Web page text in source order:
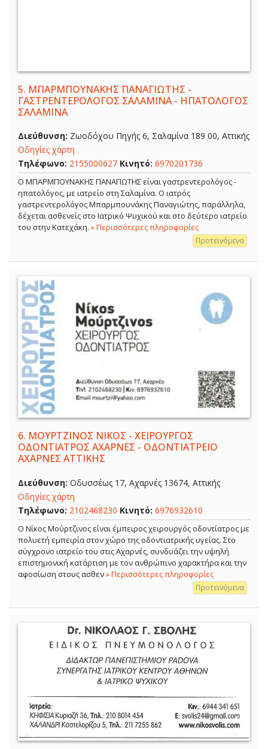
5. ΜΠΑΡΜΠΟΥΝΑΚΗΣ ΠΑΝΑΓΙΩΤΗΣ -
ΓΑΣΤΡΕΝΤΕΡΟΛΟΓΟΣ ΣΑΛΑΜΙΝΑ - ΗΠΑΤΟΛΟΓΟΣ
ΣΑΛΑΜΙΝΑ
Διεύθυνση: Ζωοδόχου Πηγής 6, Σαλαμίνα 189 00, Αττικής
Οδηγίες χάρτη
Τηλέφωνο: 2155000627 Κινητό: 6970201736
Ο ΜΠΑΡΜΠΟΥΝΑΚΗΣ ΠΑΝΑΓΙΩΤΗΣ είναι γαστρεντερολόγος -
ηπατολόγος, με ιατρείο στη Σαλαμίνα. Ο ιατρός
γαστρεντερολόγος Μπαρμπουνάκης Παναγιώτης, παράλληλα,
δέχεται ασθενείς στο Ιατρικό Ψυχικού και στο δεύτερο ιατρείο
του στην Κατεχάκη. » Περισσότερες πληροφορίες
Προτεινόμενα
6. ΜΟΥΡΤΖΙΝΟΣ ΝΙΚΟΣ - ΧΕΙΡΟΥΡΓΟΣ
ΟΔΟΝΤΙΑΤΡΟΣ ΑΧΑΡΝΕΣ - ΟΔΟΝΤΙΑΤΡΕΙΟ
ΑΧΑΡΝΕΣ ΑΤΤΙΚΗΣ
Διεύθυνση: Οδυσσέως 17, Αχαρνές 13674, Αττικής
Οδηγίες χάρτη
Τηλέφωνο: 2102468230 Κινητό: 6976932610
Ο Νίκος Μούρτζινος είναι έμπειρος χειρουργός οδοντίατρος με
πολυετή εμπειρία στον χώρο της οδοντιατρικής υγείας. Στο
σύγχρονο ιατρείο του στις Αχαρνές, συνδυάζει την υψηλή
επιστημονική κατάρτιση με τον ανθρώπινο χαρακτήρα και την
αφοσίωση στους ασθεν» Περισσότερες πληροφορίες
Προτεινόμενα